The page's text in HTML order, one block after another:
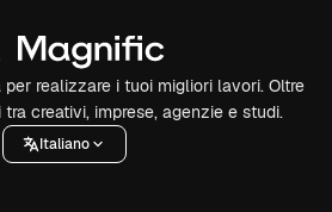
realizzare i tuoi migliori lavori. Oltre
creativi, imprese, agenzie e studi.
Italiano